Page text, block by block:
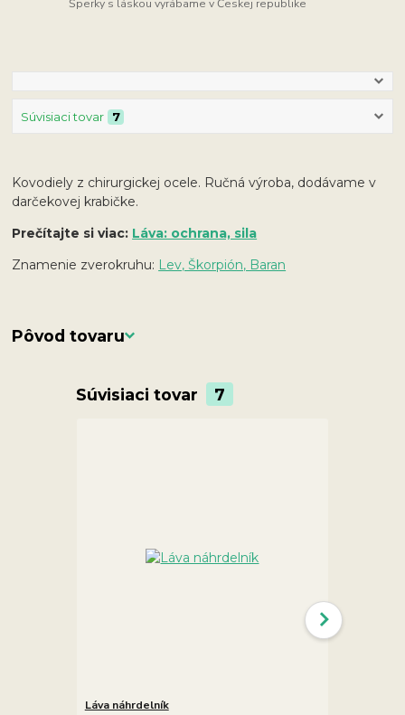
Šperky s láskou vyrábame v Českej republike
Súvisiaci tovar 7
Kovodiely z chirurgickej ocele. Ručná výroba, dodávame v
darčekovej krabičke.
Prečítajte si viac: Láva: ochrana, sila
Znamenie zverokruhu: Lev, Škorpión, Baran
Pôvod tovaru
Súvisiaci tovar 7
Láva náhrdelník